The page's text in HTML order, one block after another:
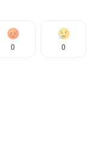
0 0